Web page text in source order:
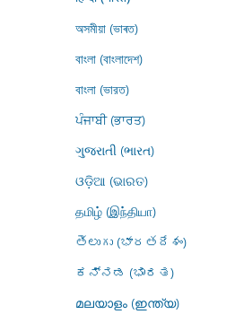
অসমীয়া (ভাৰত)
বাংলা (বাংলাদেশ)
বাংলা (ভারত)
ਪੰਜਾਬੀ (ਭਾਰਤ)
ગુજરાતી (ભારત)
ଓଡ଼ିଆ (ଭାରତ)
தமிழ் (இந்தியா)
తెలుగు (భారతదేశం)
ಕನ್ನಡ (ಭಾರತ)
മലയാളം (ഇന്ത്യ)